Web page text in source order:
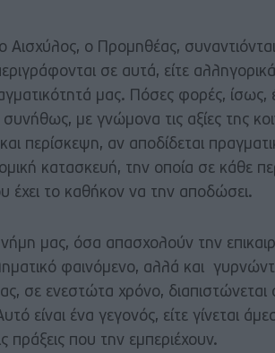
Αισχύλος, ο Προμηθέας,
σε αυτά, είτε
μας. Πόσες φορές, ίσως,
με γνώμονα τις αξίες της
περίσκεψη, αν αποδίδεται
κατασκευή, την οποία σε κάθε
έχει το καθήκον να την αποδώσει.
μας, όσα απασχολούν την
φαινόμενο, αλλά και
σε ενεστώτα χρόνο, διαπιστώνεται
είναι ένα γεγονός, είτε γίνεται
πράξεις που την εμπεριέχουν.